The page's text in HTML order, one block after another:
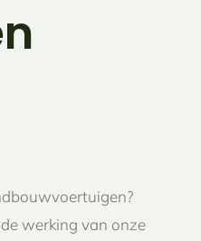
werking van onze